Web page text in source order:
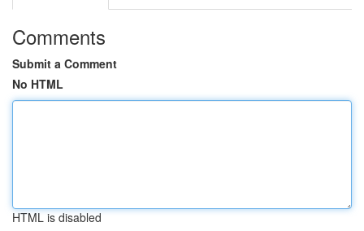
Comments
Submit a Comment
No HTML
HTML is disabled